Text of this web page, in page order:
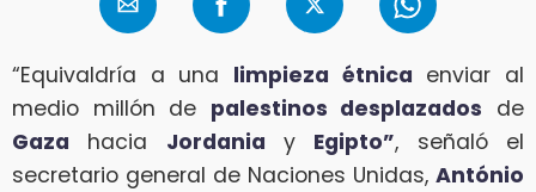
“Equivaldría a una limpieza étnica enviar al
medio millón de palestinos desplazados de
Gaza hacia Jordania y Egipto”, señaló el
secretario general de Naciones Unidas, António